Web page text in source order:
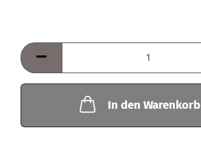
In den Warenkorb